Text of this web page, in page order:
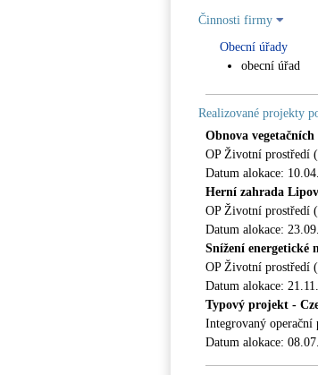
Činnosti firmy
Obecní úřady
obecní úřad
Realizované projekty
Obnova
OP Životní prostředí
Datum alokace:
Herní zahrada
OP Životní prostředí
Datum alokace:
Snížení energetické
OP Životní prostředí
Datum alokace:
Typový projekt -
Integrovaný operační
Datum alokace: